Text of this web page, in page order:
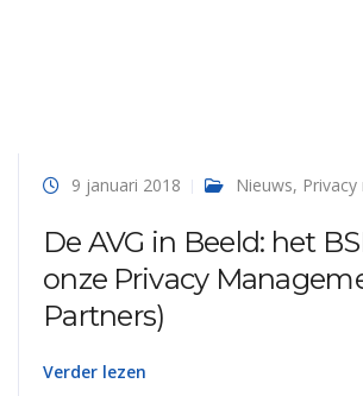
9 januari 2018 Nieuws,
De AVG in Beeld: het
onze Privacy
Partners)
Verder lezen